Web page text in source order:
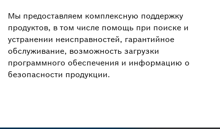
Мы предоставляем комплексную поддержку
продуктов, в том числе помощь при поиске и
устранении неисправностей, гарантийное
обслуживание, возможность загрузки
программного обеспечения и информацию о
безопасности продукции.